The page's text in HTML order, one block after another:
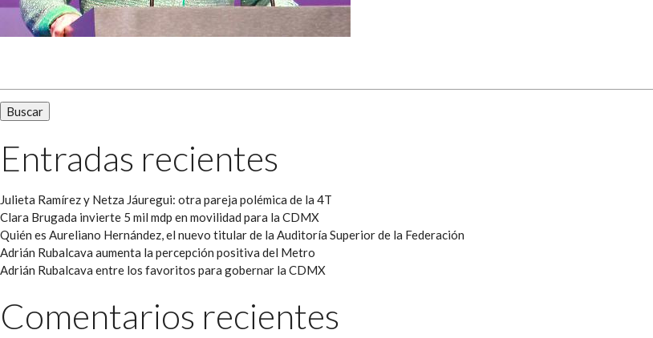
Entradas recientes
Julieta Ramírez y Netza Jáuregui: otra pareja polémica de la 4T
Clara Brugada invierte 5 mil mdp en movilidad para la CDMX
Quién es Aureliano Hernández, el nuevo titular de la Auditoría Superior de la Federación
Adrián Rubalcava aumenta la percepción positiva del Metro
Adrián Rubalcava entre los favoritos para gobernar la CDMX
Comentarios recientes